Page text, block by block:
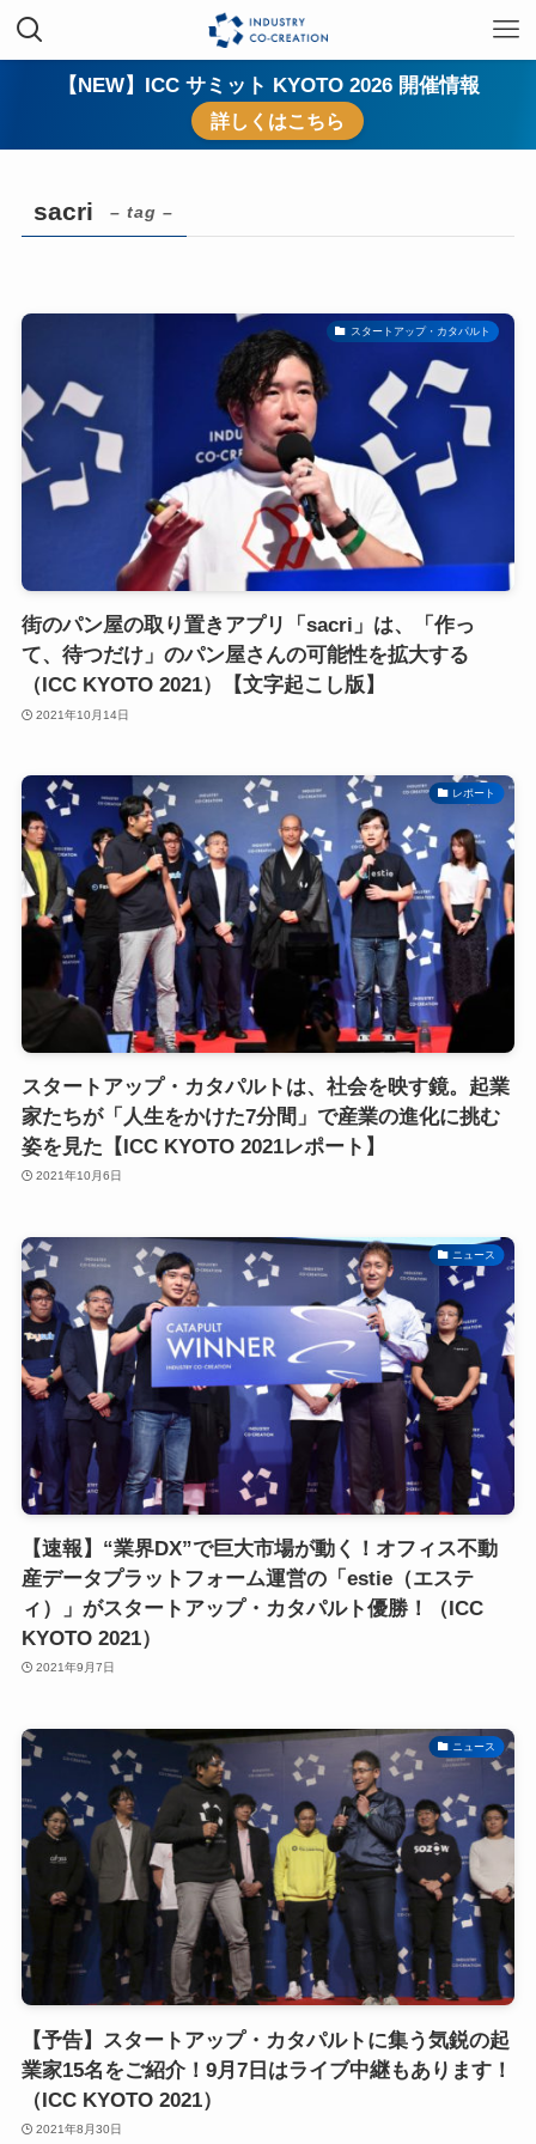
【NEW】ICC サミット KYOTO 2026 開催情報
詳しくはこちら
sacri – tag –
スタートアップ・カタパルト
街のパン屋の取り置きアプリ「sacri」は、「作っ
て、待つだけ」のパン屋さんの可能性を拡大する
（ICC KYOTO 2021）【文字起こし版】
2021年10月14日
レポート
スタートアップ・カタパルトは、社会を映す鏡。起業
家たちが「人生をかけた7分間」で産業の進化に挑む
姿を見た【ICC KYOTO 2021レポート】
2021年10月6日
ニュース
【速報】“業界DX”で巨大市場が動く！オフィス不動
産データプラットフォーム運営の「estie（エステ
ィ）」がスタートアップ・カタパルト優勝！（ICC
KYOTO 2021）
2021年9月7日
ニュース
【予告】スタートアップ・カタパルトに集う気鋭の起
業家15名をご紹介！9月7日はライブ中継もあります！
（ICC KYOTO 2021）
2021年8月30日